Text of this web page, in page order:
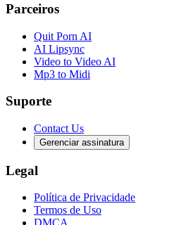
Parceiros
Quit Porn AI
AI Lipsync
Video to Video AI
Mp3 to Midi
Suporte
Contact Us
Gerenciar assinatura
Legal
Política de Privacidade
Termos de Uso